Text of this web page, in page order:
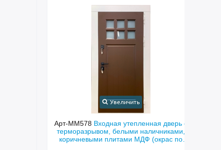
Увеличить
Арт-ММ578Входная утепленная дверь с
терморазрывом, белыми наличниками,
коричневыми плитами МДФ (окрас по